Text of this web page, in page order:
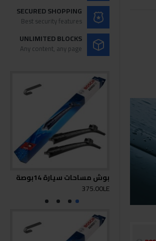
SECURED SHOPPING
Best security features
UNLIMITED BLOCKS
Any content, any page
بوش مساحات سيارة 14بوصة
375.00LE